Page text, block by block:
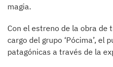
magia.
Con el estreno de la obra de
cargo del grupo ‘Pócima’, el
patagónicas a través de la